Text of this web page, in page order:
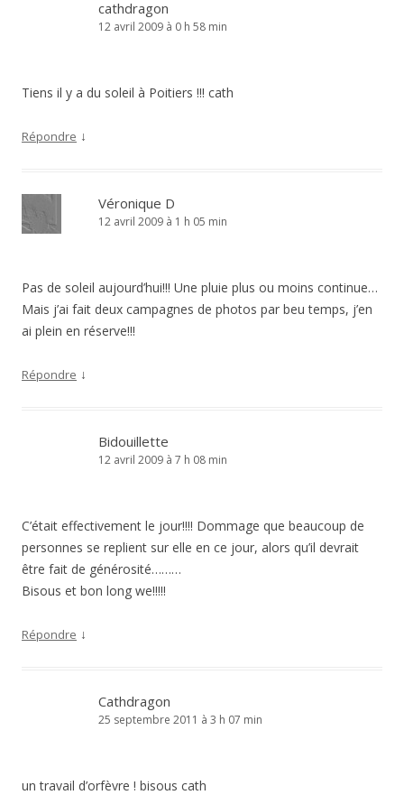
cathdragon
12 avril 2009 à 0 h 58 min
Tiens il y a du soleil à Poitiers !!! cath
Répondre ↓
Véronique D
12 avril 2009 à 1 h 05 min
Pas de soleil aujourd’hui!!! Une pluie plus ou moins continue…
Mais j’ai fait deux campagnes de photos par beu temps, j’en
ai plein en réserve!!!
Répondre ↓
Bidouillette
12 avril 2009 à 7 h 08 min
C’était effectivement le jour!!!! Dommage que beaucoup de
personnes se replient sur elle en ce jour, alors qu’il devrait
être fait de générosité………
Bisous et bon long we!!!!!
Répondre ↓
Cathdragon
25 septembre 2011 à 3 h 07 min
un travail d’orfèvre ! bisous cath